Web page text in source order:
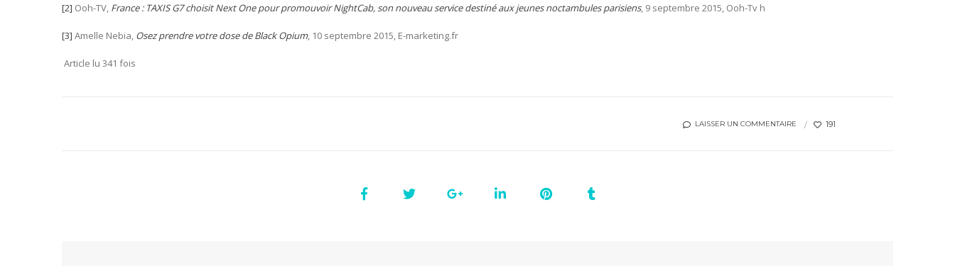
[2] Ooh-TV, France : TAXIS G7 choisit Next One pour promouvoir NightCab, son nouveau service destiné aux jeunes noctambules parisiens, 9 septembre 2015, Ooh-Tv h
[3] Amelle Nebia, Osez prendre votre dose de Black Opium, 10 septembre 2015, E-marketing.fr
Article lu 341 fois
LAISSER UN COMMENTAIRE 191